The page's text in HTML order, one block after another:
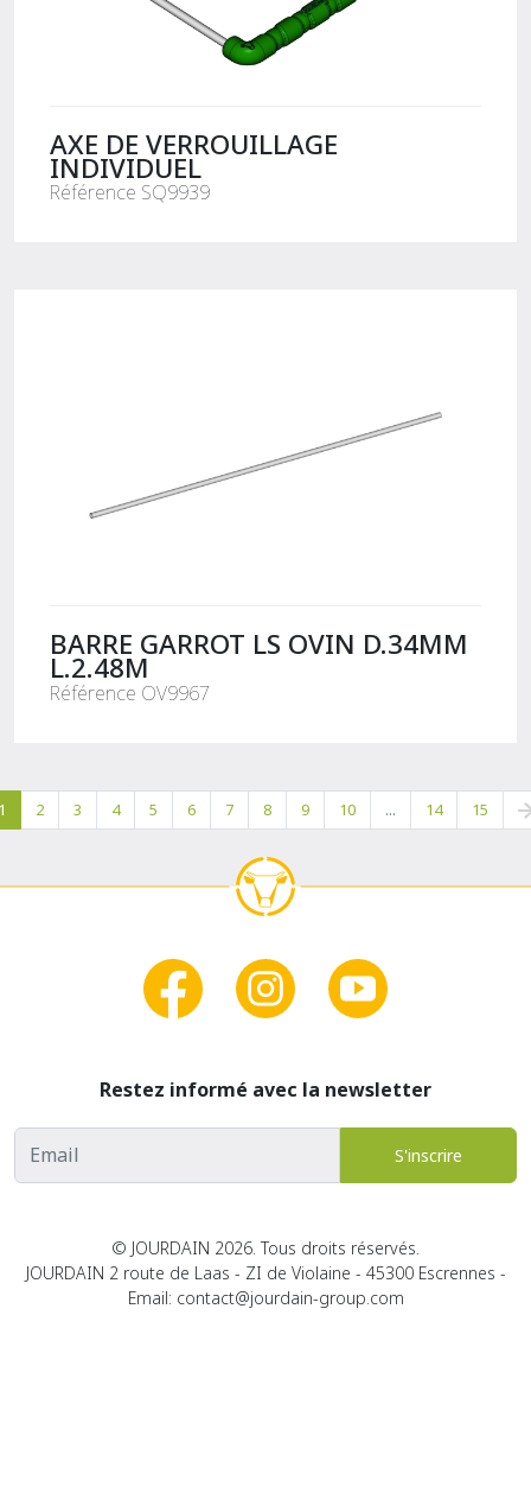
AXE DE VERROUILLAGE
INDIVIDUEL
Référence SQ9939
BARRE GARROT LS OVIN D.34MM
L.2.48M
Référence OV9967
2 3 4 5 6 7 8 9 10 ... 14 15
Restez informé avec la newsletter
Adresse email
S'inscrire
© JOURDAIN 2026. Tous droits réservés.
JOURDAIN 2 route de Laas - ZI de Violaine - 45300 Escrennes -
Email: contact@jourdain-group.com